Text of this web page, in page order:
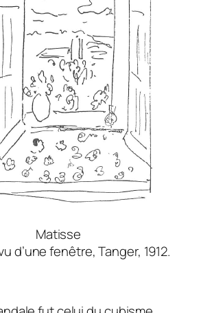
Matisse
d’une fenêtre, Tanger, 1912.